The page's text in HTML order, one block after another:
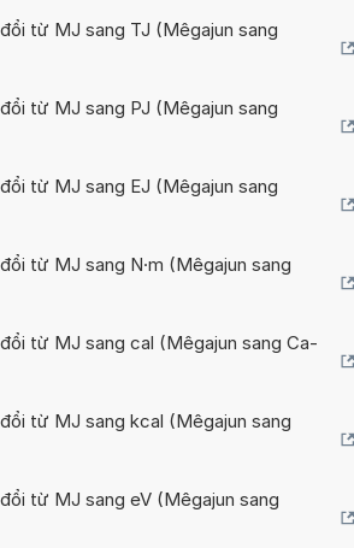
từ MJ sang TJ (Mêgajun sang
từ MJ sang PJ (Mêgajun sang
từ MJ sang EJ (Mêgajun sang
từ MJ sang N·m (Mêgajun sang
từ MJ sang cal (Mêgajun sang Ca-
từ MJ sang kcal (Mêgajun sang
từ MJ sang eV (Mêgajun sang